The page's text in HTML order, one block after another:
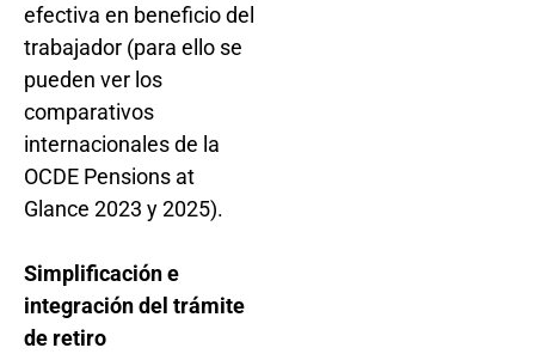
efectiva en beneficio del
trabajador (para ello se
pueden ver los
comparativos
internacionales de la
OCDE Pensions at
Glance 2023 y 2025).
Simplificación e
integración del trámite
de retiro